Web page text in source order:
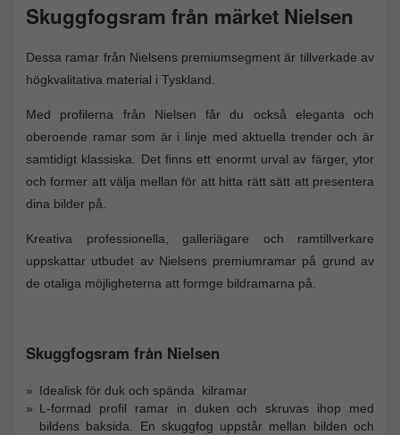
Skuggfogsram från märket Nielsen
Dessa ramar från Nielsens premiumsegment är tillverkade av
högkvalitativa material i Tyskland.
Med profilerna från Nielsen får du också eleganta och
oberoende ramar som är i linje med aktuella trender och är
samtidigt klassiska. Det finns ett enormt urval av färger, ytor
och former att välja mellan för att hitta rätt sätt att presentera
dina bilder på.
Kreativa professionella, galleriägare och ramtillverkare
uppskattar utbudet av Nielsens premiumramar på grund av
de otaliga möjligheterna att formge bildramarna på.
Skuggfogsram från Nielsen
Idealisk för duk och spända kilramar
L-formad profil ramar in duken och skruvas ihop med
bildens baksida. En skuggfog uppstår mellan bilden och